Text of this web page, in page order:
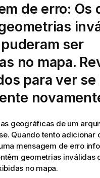
de erro: Os
ser
no mapa.
para ver se
geográficas de um
. Quando tento adicionar
mensagem de erro
geometrias inválidas
no mapa.